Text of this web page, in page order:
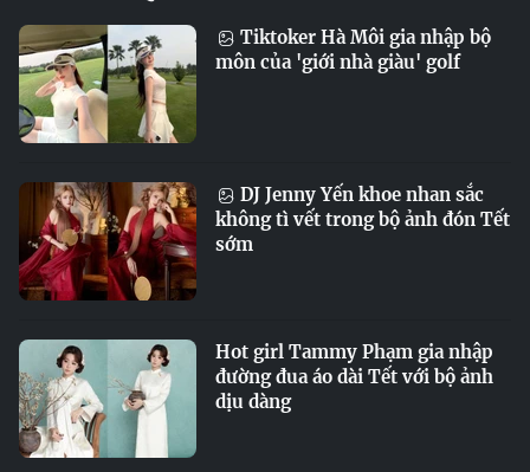
Tiktoker Hà Môi gia nhập bộ
môn của 'giới nhà giàu' golf
DJ Jenny Yến khoe nhan sắc
không tì vết trong bộ ảnh đón Tết
sớm
Hot girl Tammy Phạm gia nhập
đường đua áo dài Tết với bộ ảnh
dịu dàng